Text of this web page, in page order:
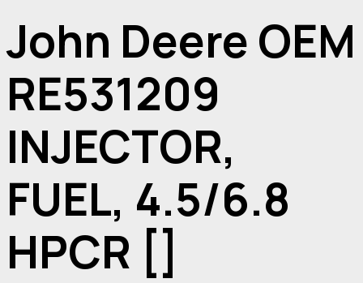
John Deere OEM
RE531209
INJECTOR,
FUEL, 4.5/6.8
HPCR []